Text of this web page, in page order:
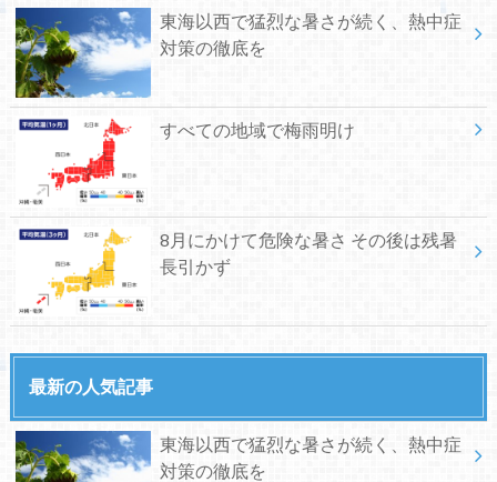
東海以西で猛烈な暑さが続く、熱中症
対策の徹底を
すべての地域で梅雨明け
8月にかけて危険な暑さ その後は残暑
長引かず
最新の人気記事
東海以西で猛烈な暑さが続く、熱中症
対策の徹底を